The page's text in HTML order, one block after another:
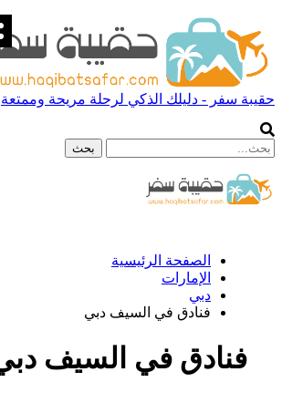
حقيبة سفر - دليلك الذكي لرحلة مريحة وممتعة
الصفحة الرئيسية
الإمارات
دبي
فنادق في السيف دبي
فنادق في السيف